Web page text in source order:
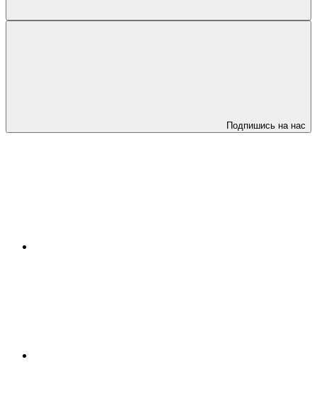
Подпишись на нас